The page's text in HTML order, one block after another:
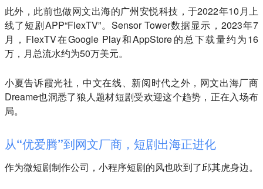
此外，此前也做网文出海的广州安悦科技，于2022年10月上
线了短剧APP“FlexTV”。Sensor Tower数据显示，2023年7
月，FlexTV在Google Play和AppStore的总下载量约为16
万，月总流水约为50万美元。
小夏告诉霞光社，中文在线、新阅时代之外，网文出海厂商
Dreame也洞悉了狼人题材短剧受欢迎这个趋势，正在入场布
局。
从“优爱腾”到网文厂商，短剧出海正进化
作为微短剧制作公司，小程序短剧的风也吹到了邱其虎身边。